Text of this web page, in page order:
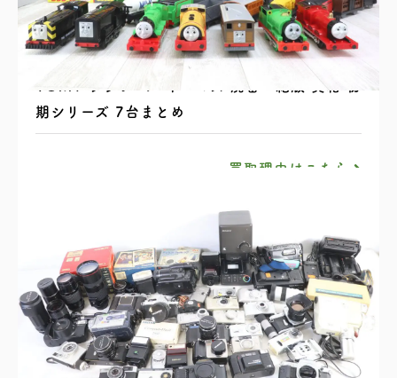
TOMY プラレール トーマス 廃番・絶版 黄箱 初
期シリーズ 7台まとめ
買取理由はこちら